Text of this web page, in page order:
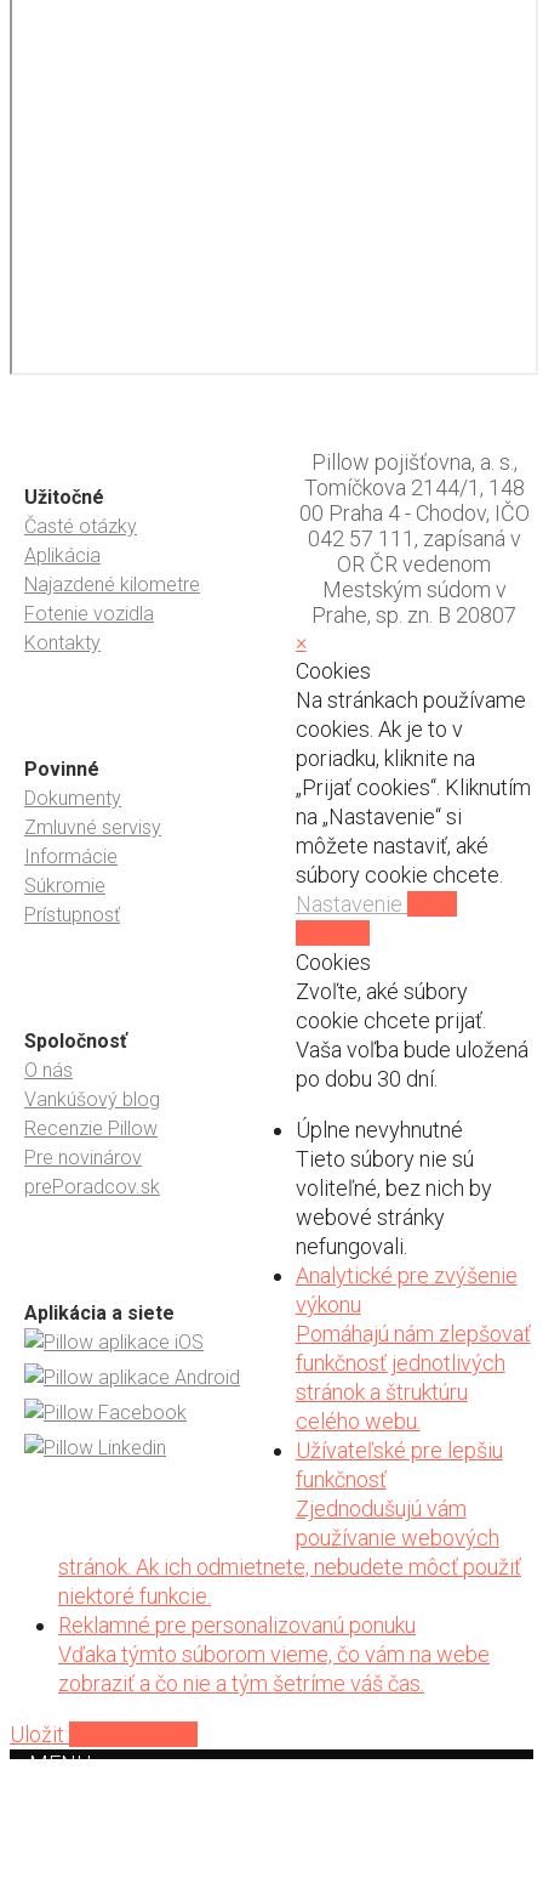
Užitočné
Časté otázky
Aplikácia
Najazdené kilometre
Fotenie vozidla
Kontakty
Povinné
Dokumenty
Zmluvné servisy
Informácie
Súkromie
Prístupnosť
Spoločnosť
O nás
Vankúšový blog
Recenzie Pillow
Pre novinárov
prePoradcov.sk
Aplikácia a siete
Pillow pojišťovna, a. s.,
Tomíčkova 2144/1, 148
00 Praha 4 - Chodov, IČO
042 57 111, zapísaná v
OR ČR vedenom
Mestským súdom v
Prahe, sp. zn. B 20807
×
Cookies
Na stránkach používame
cookies. Ak je to v
poriadku, kliknite na
„Prijať cookies“. Kliknutím
na „Nastavenie“ si
môžete nastaviť, aké
súbory cookie chcete.
Nastavenie
Cookies
Zvoľte, aké súbory
cookie chcete prijať.
Vaša voľba bude uložená
po dobu 30 dní.
Úplne nevyhnutné
Tieto súbory nie sú
voliteľné, bez nich by
webové stránky
nefungovali.
Analytické pre zvýšenie
výkonu
Pomáhajú nám zlepšovať
funkčnosť jednotlivých
stránok a štruktúru
celého webu.
Užívateľské pre lepšiu
funkčnosť
Zjednodušujú vám
používanie webových
stránok. Ak ich odmietnete, nebudete môcť použiť
niektoré funkcie.
Reklamné pre personalizovanú ponuku
Vďaka týmto súborom vieme, čo vám na webe
zobraziť a čo nie a tým šetríme váš čas.
Uložit
MENU